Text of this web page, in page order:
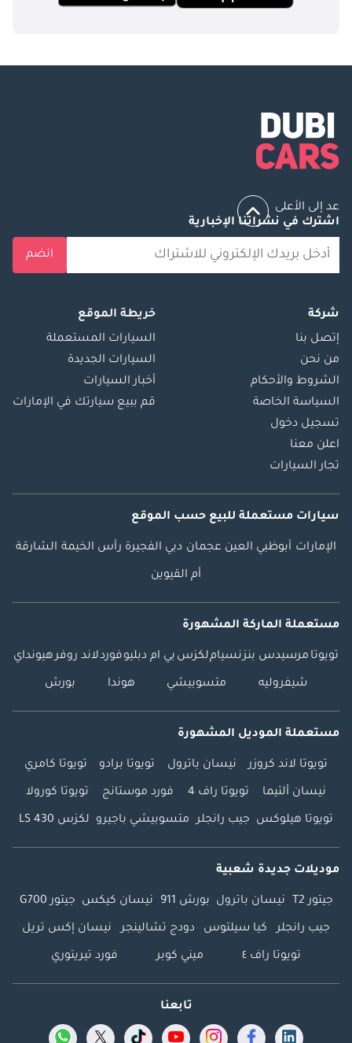
عد إلى الأعلى
اشترك في نشراتنا الإخبارية
انضم
شركة
إتصل بنا
من نحن
الشروط والأحكام
السياسة الخاصة
تسجيل دخول
اعلن معنا
تجار السيارات
خريطة الموقع
السيارات المستعملة
السيارات الجديدة
أخبار السيارات
قم ببيع سيارتك في الإمارات
سيارات مستعملة للبيع حسب الموقع
الإمارات أبوظبي العين عجمان دبي الفجيرة رأس الخيمة الشارقة
أم القيوين
مستعملة الماركة المشهورة
تويوتا مرسيدس بنزنسياملكزس بي ام دبليوفوردلاند روفرهيونداي
شيفروليه متسوبيشي هوندا بورش
مستعملة الموديل المشهورة
تويوتا لاند كروزر نيسان باترول تويوتا برادو تويوتا كامري
نيسان ألتيما تويوتا راف 4 فورد موستانج تويوتا كورولا
تويوتا هيلوكس جيب رانجلر متسوبيشي باجيرو لكزس LS 430
موديلات جديدة شعبية
جيتور T2 نيسان باترول بورش 911 نيسان كيكس جيتور G700
جيب رانجلر كيا سيلتوس دودج تشالينجر نيسان إكس تريل
تويوتا راف ٤ ميني كوبر فورد تيريتوري
تابعنا